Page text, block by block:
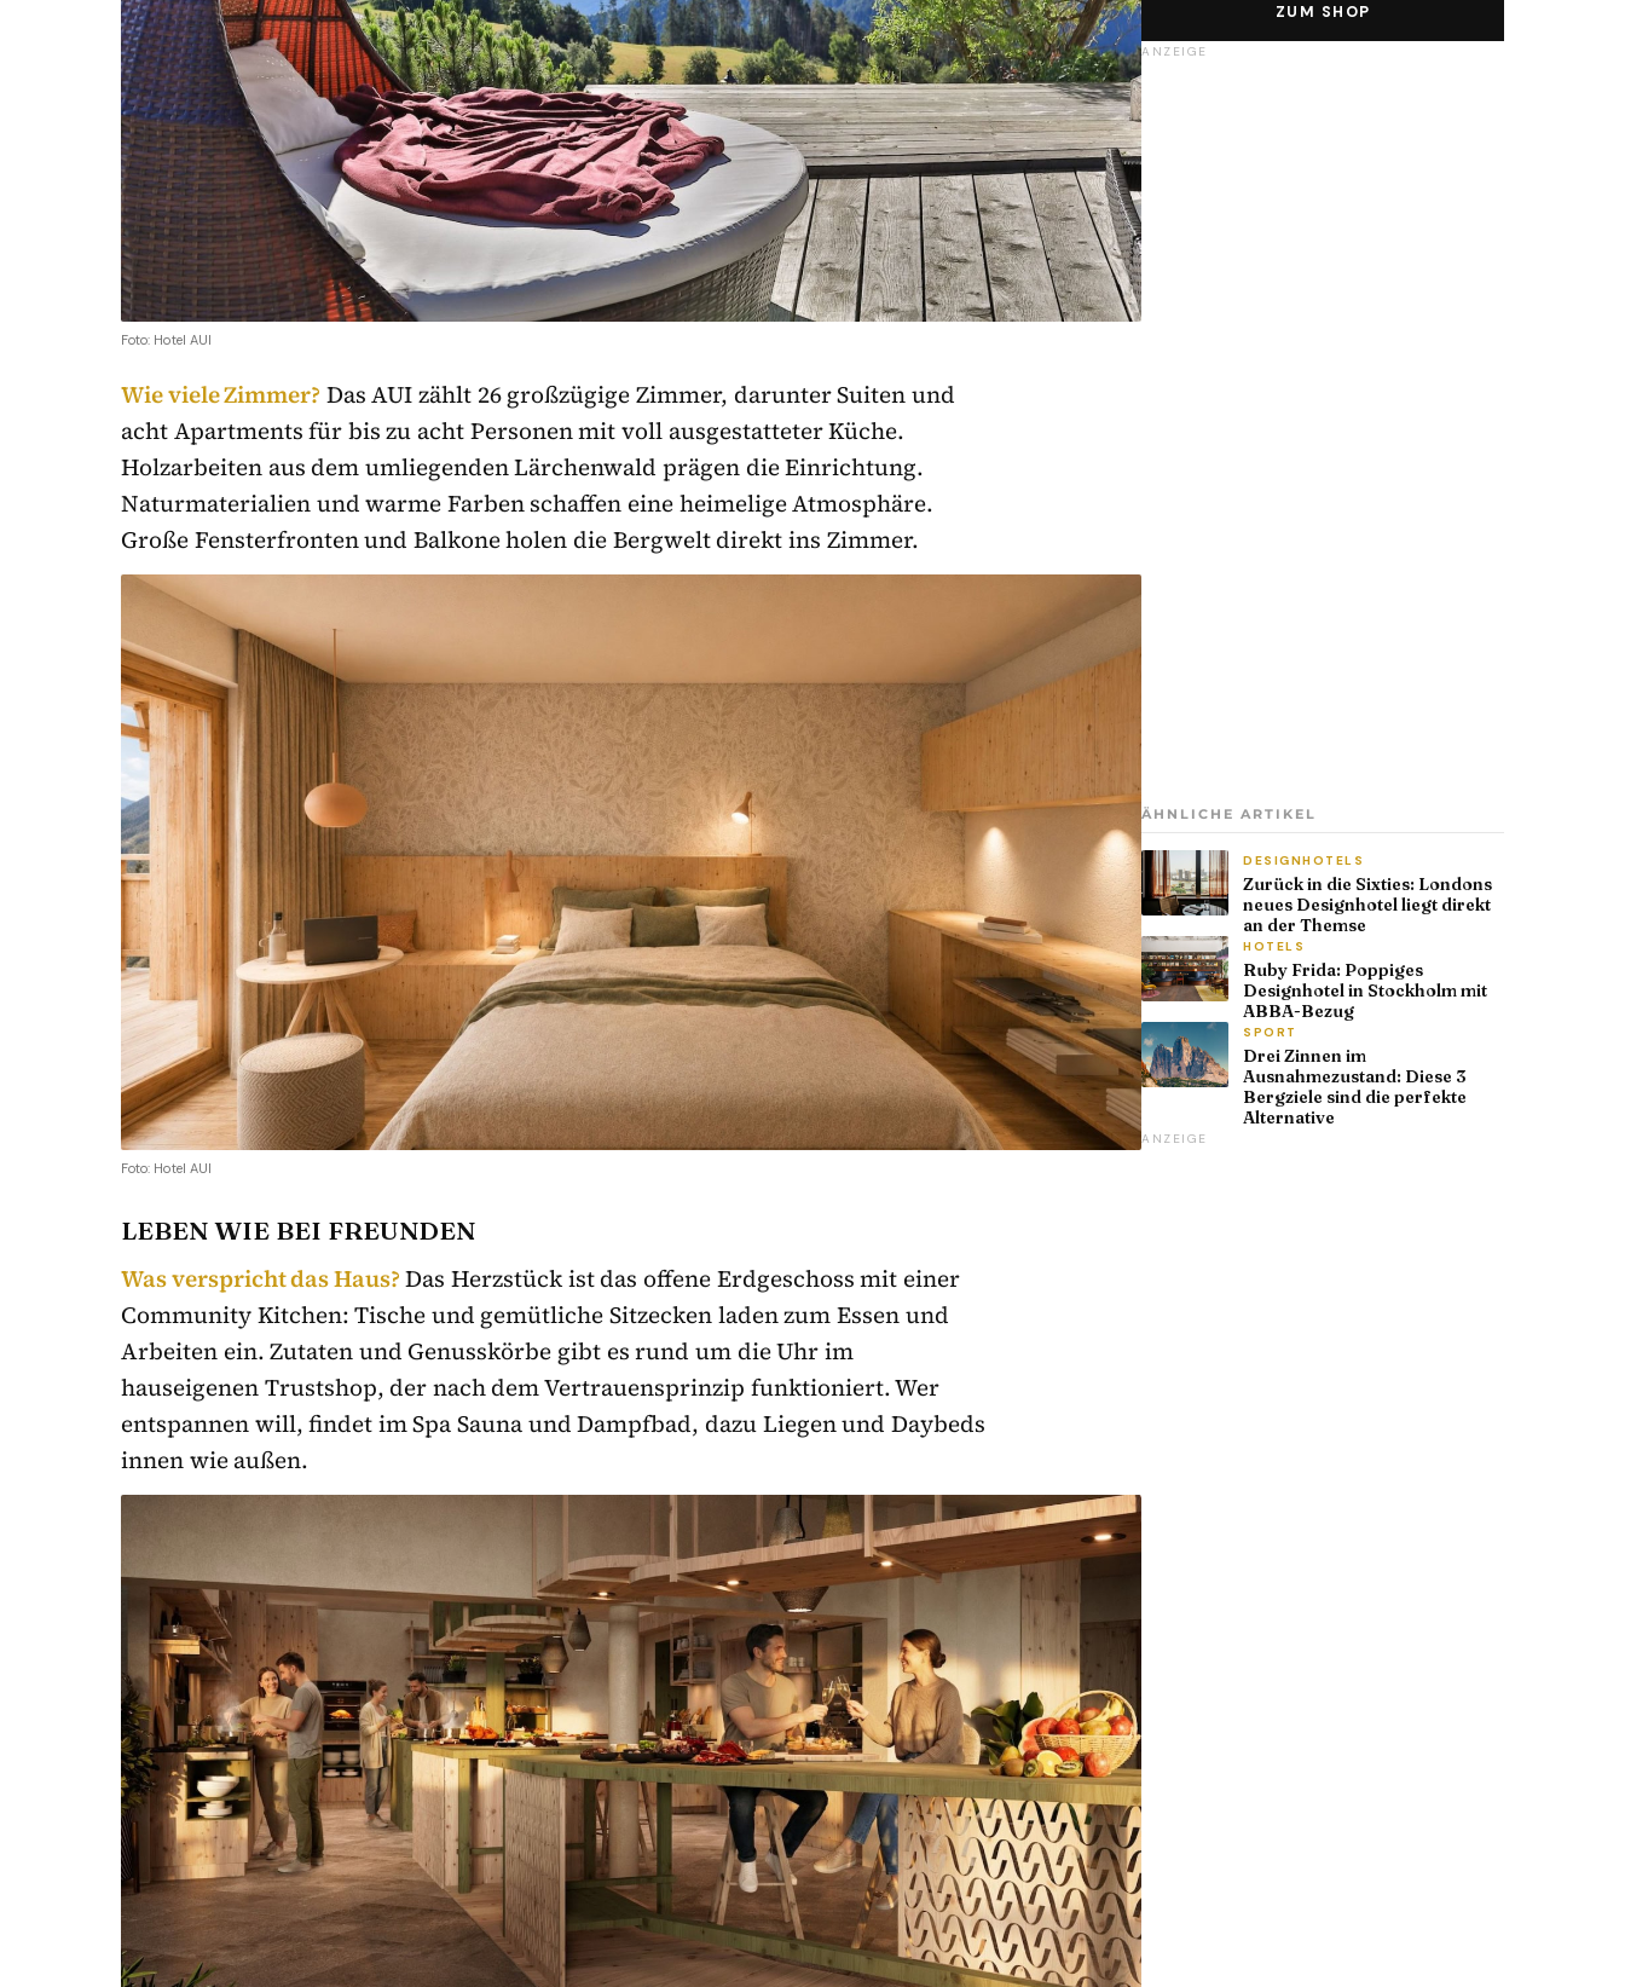
Foto: Hotel AUI
Wie viele Zimmer? Das AUI zählt 26 großzügige Zimmer, darunter Suiten und
acht Apartments für bis zu acht Personen mit voll ausgestatteter Küche.
Holzarbeiten aus dem umliegenden Lärchenwald prägen die Einrichtung.
Naturmaterialien und warme Farben schaffen eine heimelige Atmosphäre.
Große Fensterfronten und Balkone holen die Bergwelt direkt ins Zimmer.
Foto: Hotel AUI
LEBEN WIE BEI FREUNDEN
Was verspricht das Haus?Das Herzstück ist das offene Erdgeschoss mit einer
Community Kitchen: Tische und gemütliche Sitzecken laden zum Essen und
Arbeiten ein. Zutaten und Genusskörbe gibt es rund um die Uhr im
hauseigenen Trustshop, der nach dem Vertrauensprinzip funktioniert. Wer
entspannen will, findet im Spa Sauna und Dampfbad, dazu Liegen und Daybeds
innen wie außen.
ZUM SHOP
ANZEIGE
ÄHNLICHE ARTIKEL
DESIGNHOTELS
Zurück in die Sixties: Londons
neues Designhotel liegt direkt
an der Themse
HOTELS
Ruby Frida: Poppiges
Designhotel in Stockholm mit
ABBA-Bezug
SPORT
Drei Zinnen im
Ausnahmezustand: Diese 3
Bergziele sind die perfekte
Alternative
ANZEIGE